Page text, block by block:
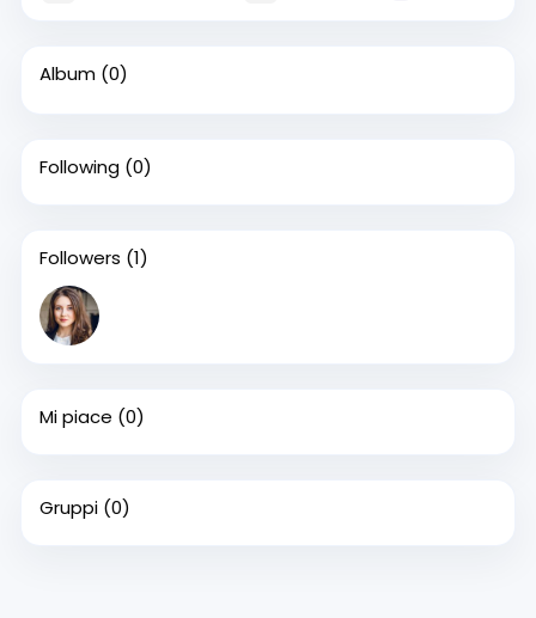
Album (0)
Following (0)
Followers (1)
Mi piace (0)
Gruppi (0)